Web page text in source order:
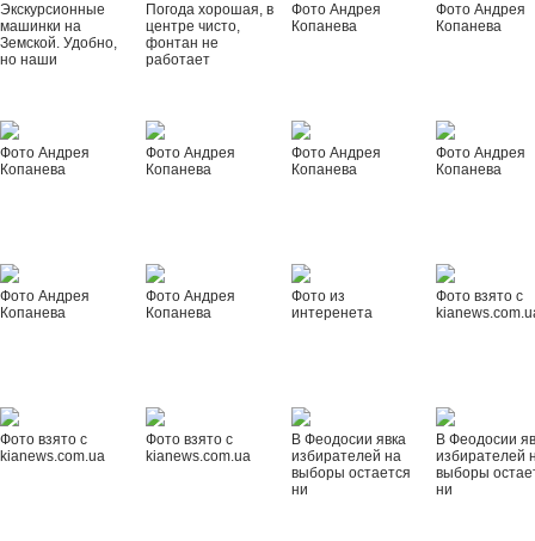
Экскурсионные
машинки на
Земской. Удобно,
но наши
Погода хорошая, в
центре чисто,
фонтан не
работает
Фото Андрея
Копанева
Фото Андрея
Копанева
Фото Андрея
Копанева
Фото Андрея
Копанева
Фото Андрея
Копанева
Фото Андрея
Копанева
Фото Андрея
Копанева
Фото Андрея
Копанева
Фото из
интеренета
Фото взято с
Фото взято с
kianews.com.ua
Фото взято с
kianews.com.ua
В Феодосии явка
избирателей на
выборы остается
ни
В Феодосии
избирателей
выборы
ни